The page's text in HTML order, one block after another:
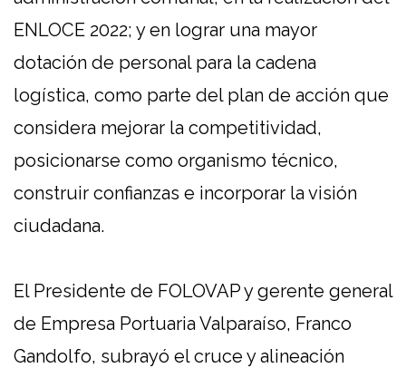
ENLOCE 2022; y en lograr una mayor
dotación de personal para la cadena
logística, como parte del plan de acción que
considera mejorar la competitividad,
posicionarse como organismo técnico,
construir confianzas e incorporar la visión
ciudadana.
El Presidente de FOLOVAP y gerente general
de Empresa Portuaria Valparaíso, Franco
Gandolfo, subrayó el cruce y alineación